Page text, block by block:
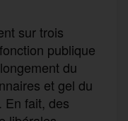
sur trois
publique
du
et gel du
En fait, des